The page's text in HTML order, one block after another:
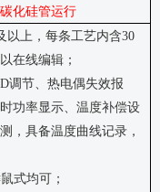
化硅管运行
以上，每条工艺内含30
在线编辑；
调节、热电偶失效报
功率显示、温度补偿设
，具备温度曲线记录，
式均可；